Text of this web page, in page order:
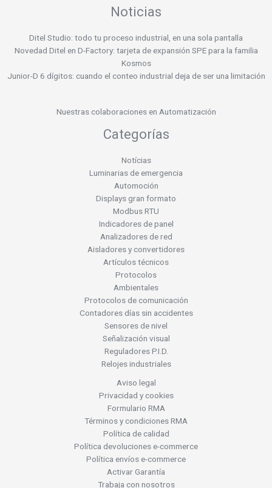
Noticias
Ditel Studio: todo tu proceso industrial, en una sola pantalla
Novedad Ditel en D-Factory: tarjeta de expansión SPE para la familia
Kosmos
Junior-D 6 dígitos: cuando el conteo industrial deja de ser una limitación
Nuestras colaboraciones en Automatización
Categorías
Notícias
Luminarias de emergencia
Automoción
Displays gran formato
Modbus RTU
Indicadores de panel
Analizadores de red
Aisladores y convertidores
Artículos técnicos
Protocolos
Ambientales
Protocolos de comunicación
Contadores días sin accidentes
Sensores de nivel
Señalización visual
Reguladores P.I.D.
Relojes industriales
Aviso legal
Privacidad y cookies
Formulario RMA
Términos y condiciones RMA
Política de calidad
Política devoluciones e-commerce
Política envíos e-commerce
Activar Garantía
Trabaja con nosotros